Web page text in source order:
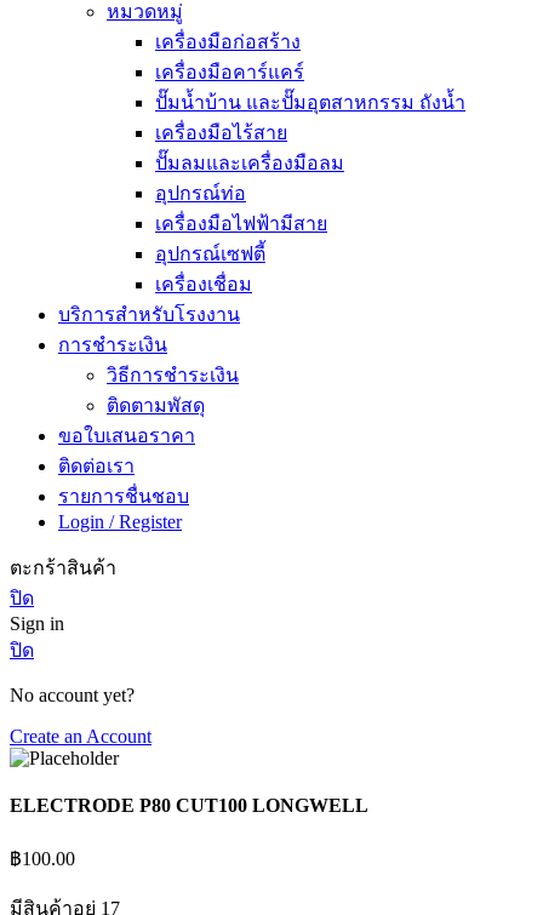
หมวดหมู่
เครื่องมือก่อสร้าง
เครื่องมือคาร์แคร์
ปั๊มน้ำบ้าน และปั๊มอุตสาหกรรม ถังน้ำ
เครื่องมือไร้สาย
ปั๊มลมและเครื่องมือลม
อุปกรณ์ท่อ
เครื่องมือไฟฟ้ามีสาย
อุปกรณ์เซฟตี้
เครื่องเชื่อม
บริการสำหรับโรงงาน
การชำระเงิน
วิธีการชำระเงิน
ติดตามพัสดุ
ขอใบเสนอราคา
ติดต่อเรา
รายการชื่นชอบ
Login / Register
ตะกร้าสินค้า
ปิด
Sign in
ปิด
No account yet?
Create an Account
ELECTRODE P80 CUT100 LONGWELL
฿100.00
มีสินค้าอยู่ 17